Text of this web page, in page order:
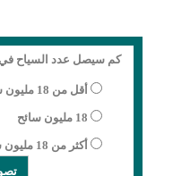
كم سيصل عدد السياح في
أقل من 18 مليون سائح
18 مليون سائح
أكثر من 18 مليون سائح